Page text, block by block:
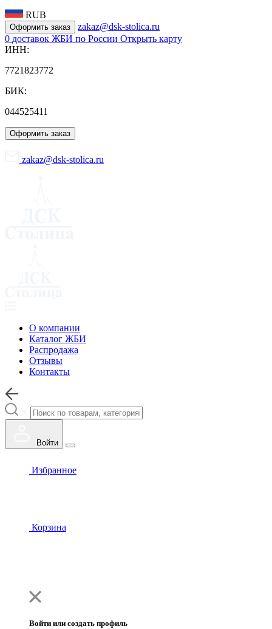
RUB
Оформить заказ
zakaz@dsk-stolica.ru
0 доставок ЖБИ по России Открыть карту
ИНН:
7721823772
БИК:
044525411
Оформить заказ
zakaz@dsk-stolica.ru
О компании
Каталог ЖБИ
Распродажа
Отзывы
Контакты
Войти
Избранное
Корзина
Войти или создать профиль